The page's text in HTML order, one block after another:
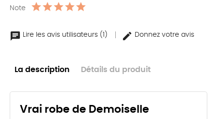
Note
Lire les avis utilisateurs (1) Donnez votre avis
La description Détails du produit
Vrai robe de Demoiselle